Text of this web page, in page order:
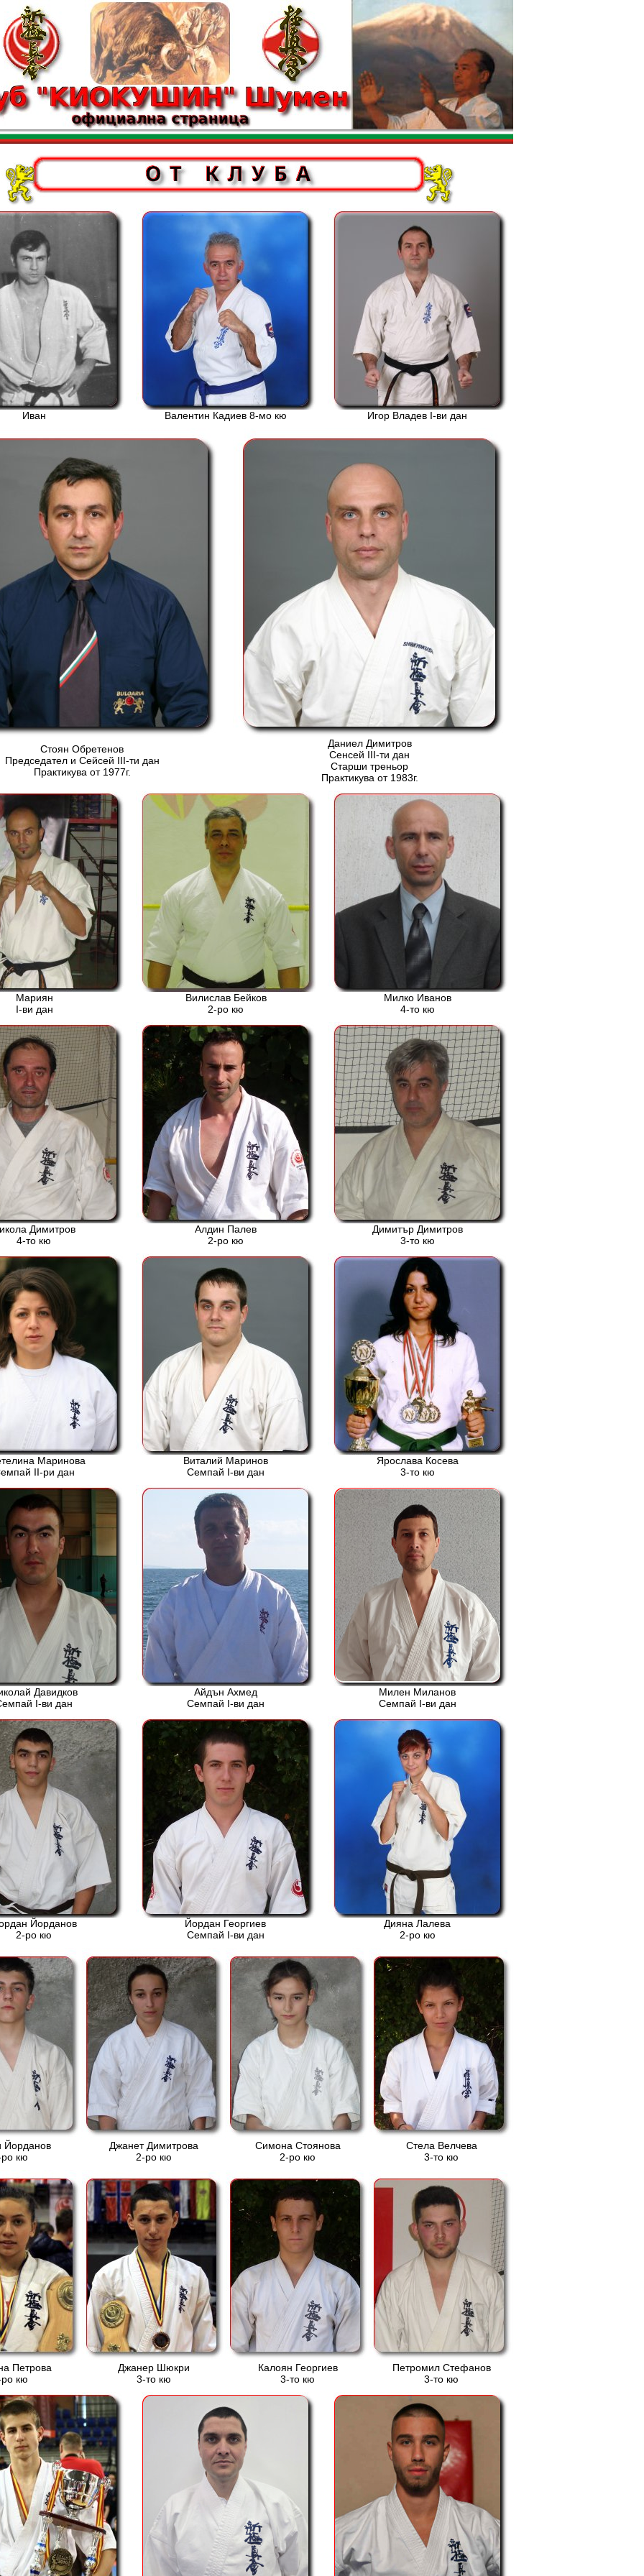
Иван Валентин Кадиев 8-мо кю Игор Владев І-ви дан
Стоян Обретенов
Председател и Сейсей ІІІ-ти дан
Практикува от 1977г.
Даниел Димитров
Сенсей ІІІ-ти дан
Старши треньор
Практикува от 1983г.
Мариян
І-ви дан
Вилислав Бейков
2-ро кю
Милко Иванов
4-то кю
Димитров
4-то кю
Алдин Палев
2-ро кю
Димитър Димитров
3-то кю
Маринова
ІІ-ри дан
Виталий Маринов
Семпай І-ви дан
Ярослава Косева
3-то кю
Давидков
І-ви дан
Айдън Ахмед
Семпай І-ви дан
Милен Миланов
Семпай І-ви дан
Йорданов
2-ро кю
Йордан Георгиев
Семпай І-ви дан
Дияна Лалева
2-ро кю
Йорданов
кю
Джанет Димитрова
2-ро кю
Симона Стоянова
2-ро кю
Стела Велчева
3-то кю
Петрова
кю
Джанер Шюкри
3-то кю
Калоян Георгиев
3-то кю
Петромил Стефанов
3-то кю